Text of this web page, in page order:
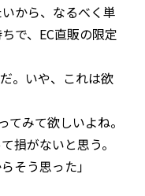
から、なるべく単
で、EC直販の限定
。いや、これは欲
てみて欲しいよね。
損がないと思う。
そう思った」